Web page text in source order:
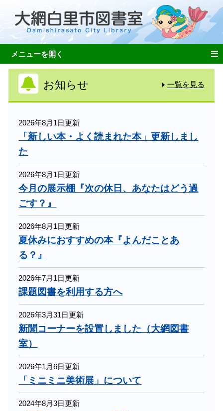
お知らせ 一覧を見る
2026年8月1日更新
「新しい本・よく読まれた本」更新しまし
た
2026年8月1日更新
今月の展示棚『次の休日、あなたはどう過
ごす？』
2026年8月1日更新
夏休みにおすすめの本『よんだことあ
る？』
2026年7月1日更新
課題図書を利用する方へ
2026年3月31日更新
新聞コーナーを設置しました（大網図書
室）
2026年1月6日更新
「ミニミニ美術展」について
2024年8月3日更新